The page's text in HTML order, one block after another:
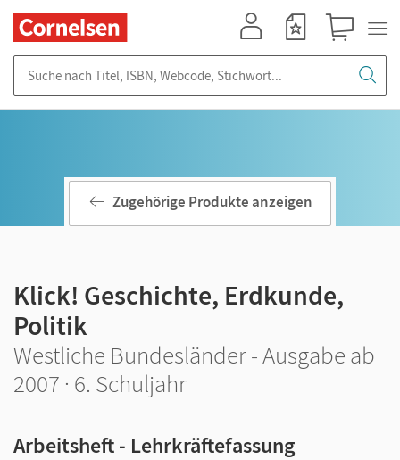
Zugehörige Produkte anzeigen
Klick! Geschichte, Erdkunde,
Politik
Westliche Bundesländer - Ausgabe ab
2007 · 6. Schuljahr
Arbeitsheft - Lehrkräftefassung